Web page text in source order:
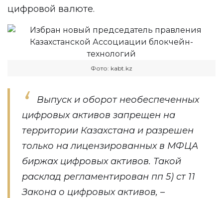
цифровой валюте.
Фото: kabt.kz
Выпуск и оборот необеспеченных
цифровых активов запрещен на
территории Казахстана и разрешен
только на лицензированных в МФЦА
биржах цифровых активов. Такой
расклад регламентирован пп 5) ст 11
Закона о цифровых активов, –